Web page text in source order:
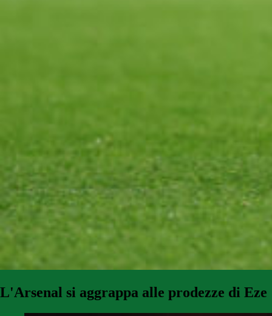
L'Arsenal si aggrappa alle prodezze di Eze